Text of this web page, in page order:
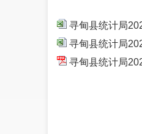
寻甸县统计局
寻甸县统计局
寻甸县统计局